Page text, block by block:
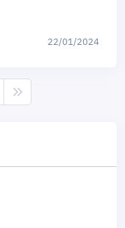
22/01/2024